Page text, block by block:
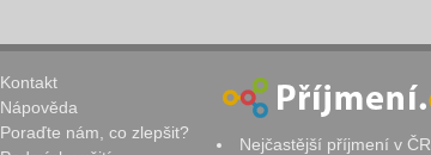
Kontakt
Nápověda
Poraďte nám, co zlepšit?
Nejčastější příjmení v ČR